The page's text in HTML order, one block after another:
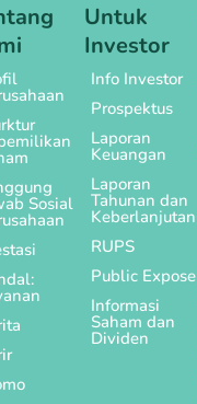
Sosial
Untuk
Investor
Info Investor
Prospektus
Laporan
Keuangan
Laporan
Tahunan dan
Keberlanjutan
RUPS
Public Expose
Informasi
Saham dan
Dividen